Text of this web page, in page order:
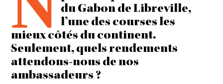
du Gabon de Libreville,
l’une des courses les
mieux côtés du continent.
Seulement, quels rendements
attendons-nous de nos
ambassadeurs ?